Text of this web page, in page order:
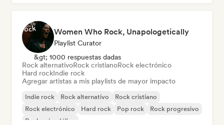
Women Who Rock, Unapologetically
Playlist Curator
&gt; 1000 respuestas dadas
Rock alternativoRock cristianoRock electrónico
Hard rockIndie rock
Agregar artistas a mis playlists de mayor impacto
Indie rock Rock alternativo
Rock cristiano
Rock electrónico
Hard rock Pop rock
Rock progresivo
Rock psicodélico